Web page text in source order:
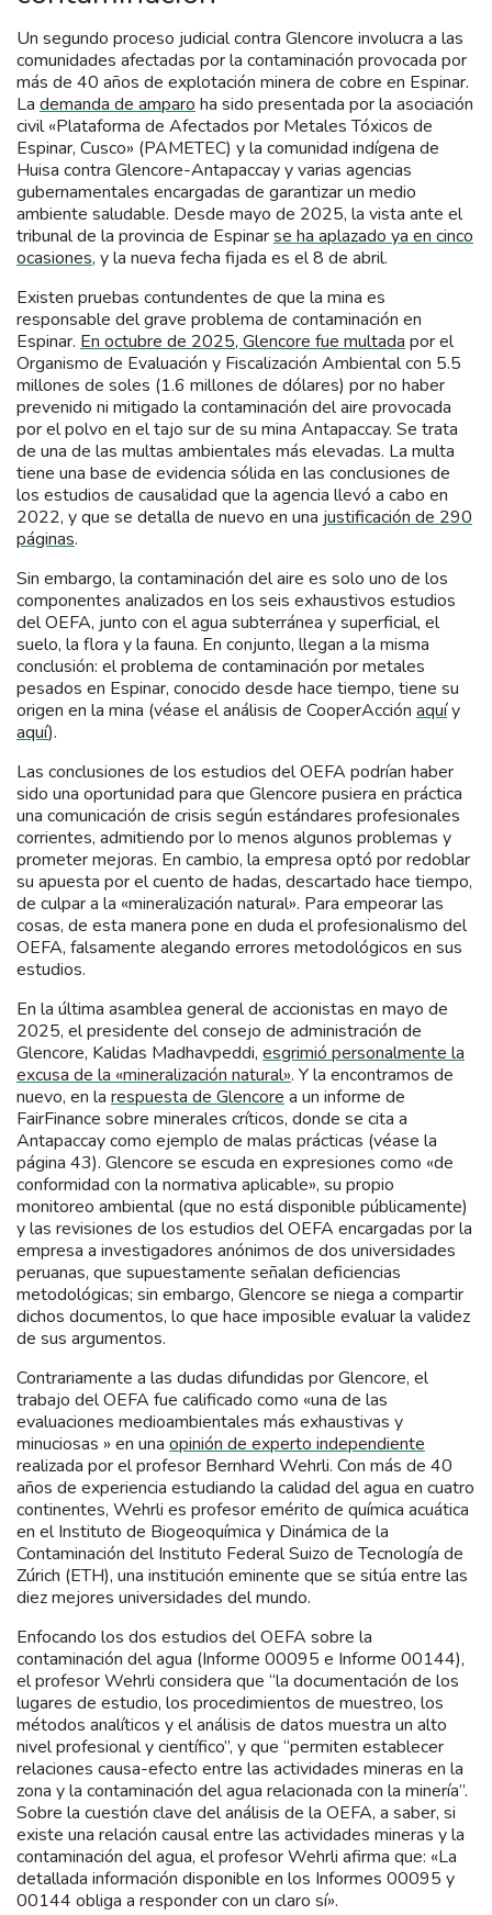
Un segundo proceso judicial contra Glencore involucra a las
comunidades afectadas por la contaminación provocada por
más de 40 años de explotación minera de cobre en Espinar.
La demanda de amparo ha sido presentada por la asociación
civil «Plataforma de Afectados por Metales Tóxicos de
Espinar, Cusco» (PAMETEC) y la comunidad indígena de
Huisa contra Glencore-Antapaccay y varias agencias
gubernamentales encargadas de garantizar un medio
ambiente saludable. Desde mayo de 2025, la vista ante el
tribunal de la provincia de Espinarse ha aplazado ya en cinco
ocasiones, y la nueva fecha fijada es el 8 de abril.
Existen pruebas contundentes de que la mina es
responsable del grave problema de contaminación en
Espinar. En octubre de 2025, Glencore fue multada por el
Organismo de Evaluación y Fiscalización Ambiental con 5.5
millones de soles (1.6 millones de dólares) por no haber
prevenido ni mitigado la contaminación del aire provocada
por el polvo en el tajo sur de su mina Antapaccay. Se trata
de una de las multas ambientales más elevadas. La multa
tiene una base de evidencia sólida en las conclusiones de
los estudios de causalidad que la agencia llevó a cabo en
2022, y que se detalla de nuevo en una justificación de 290
páginas.
Sin embargo, la contaminación del aire es solo uno de los
componentes analizados en los seis exhaustivos estudios
del OEFA, junto con el agua subterránea y superficial, el
suelo, la flora y la fauna. En conjunto, llegan a la misma
conclusión: el problema de contaminación por metales
pesados en Espinar, conocido desde hace tiempo, tiene su
origen en la mina (véase el análisis de CooperAcción aquíy
aquí).
Las conclusiones de los estudios del OEFA podrían haber
sido una oportunidad para que Glencore pusiera en práctica
una comunicación de crisis según estándares profesionales
corrientes, admitiendo por lo menos algunos problemas y
prometer mejoras. En cambio, la empresa optó por redoblar
su apuesta por el cuento de hadas, descartado hace tiempo,
de culpar a la «mineralización natural». Para empeorar las
cosas, de esta manera pone en duda el profesionalismo del
OEFA, falsamente alegando errores metodológicos en sus
estudios.
En la última asamblea general de accionistas en mayo de
2025, el presidente del consejo de administración de
Glencore, Kalidas Madhavpeddi, esgrimió personalmente la
excusa de la «mineralización natural». Y la encontramos de
nuevo, en la respuesta de Glencore a un informe de
FairFinance sobre minerales críticos, donde se cita a
Antapaccay como ejemplo de malas prácticas (véase la
página 43). Glencore se escuda en expresiones como «de
conformidad con la normativa aplicable», su propio
monitoreo ambiental (que no está disponible públicamente)
y las revisiones de los estudios del OEFA encargadas por la
empresa a investigadores anónimos de dos universidades
peruanas, que supuestamente señalan deficiencias
metodológicas; sin embargo, Glencore se niega a compartir
dichos documentos, lo que hace imposible evaluar la validez
de sus argumentos.
Contrariamente a las dudas difundidas por Glencore, el
trabajo del OEFA fue calificado como «una de las
evaluaciones medioambientales más exhaustivas y
minuciosas » en una opinión de experto independiente
realizada por el profesor Bernhard Wehrli. Con más de 40
años de experiencia estudiando la calidad del agua en cuatro
continentes, Wehrli es profesor emérito de química acuática
en el Instituto de Biogeoquímica y Dinámica de la
Contaminación del Instituto Federal Suizo de Tecnología de
Zúrich (ETH), una institución eminente que se sitúa entre las
diez mejores universidades del mundo.
Enfocando los dos estudios del OEFA sobre la
contaminación del agua (Informe 00095 e Informe 00144),
el profesor Wehrli considera que “la documentación de los
lugares de estudio, los procedimientos de muestreo, los
métodos analíticos y el análisis de datos muestra un alto
nivel profesional y científico”, y que “permiten establecer
relaciones causa-efecto entre las actividades mineras en la
zona y la contaminación del agua relacionada con la minería”.
Sobre la cuestión clave del análisis de la OEFA, a saber, si
existe una relación causal entre las actividades mineras y la
contaminación del agua, el profesor Wehrli afirma que: «La
detallada información disponible en los Informes 00095 y
00144 obliga a responder con un claro sí».